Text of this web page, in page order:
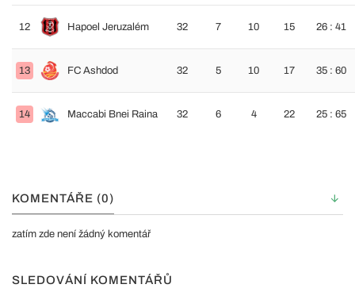
12 Hapoel Jeruzalém 32 7 10 15 26 : 41
13 FC Ashdod 32 5 10 17 35 : 60
14 Maccabi Bnei Raina 32 6 4 22 25 : 65
KOMENTÁŘE (0)
zatím zde není žádný komentář
SLEDOVÁNÍ KOMENTÁŘŮ